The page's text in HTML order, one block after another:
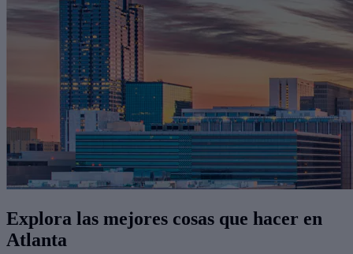
Explora las mejores cosas que hacer en
Atlanta